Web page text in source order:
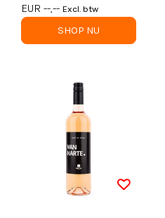
EUR --,-- Excl. btw
SHOP NU